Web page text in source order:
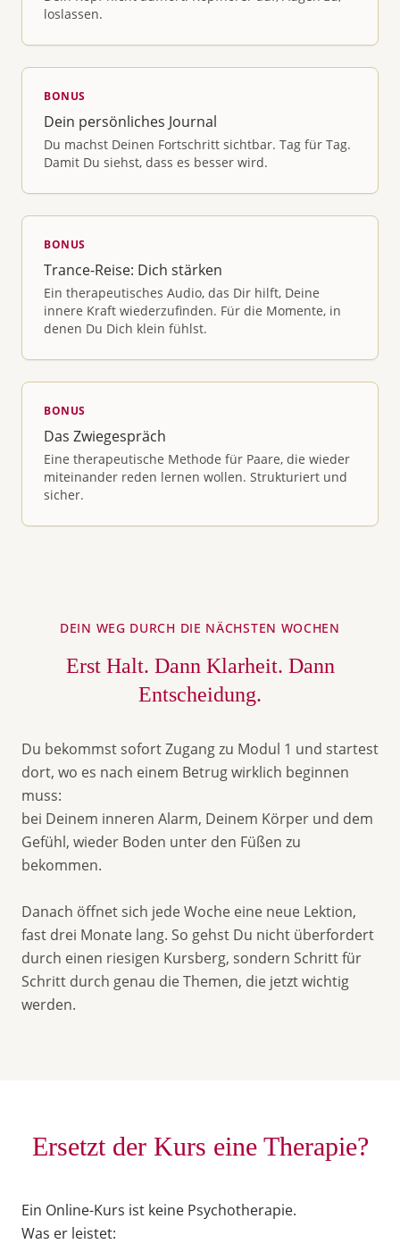
loslassen.
BONUS
Dein persönliches Journal
Du machst Deinen Fortschritt sichtbar. Tag für Tag.
Damit Du siehst, dass es besser wird.
BONUS
Trance-Reise: Dich stärken
Ein therapeutisches Audio, das Dir hilft, Deine
innere Kraft wiederzufinden. Für die Momente, in
denen Du Dich klein fühlst.
BONUS
Das Zwiegespräch
Eine therapeutische Methode für Paare, die wieder
miteinander reden lernen wollen. Strukturiert und
sicher.
DEIN WEG DURCH DIE NÄCHSTEN WOCHEN
Erst Halt. Dann Klarheit. Dann
Entscheidung.
Du bekommst sofort Zugang zu Modul 1 und startest
dort, wo es nach einem Betrug wirklich beginnen
muss:
bei Deinem inneren Alarm, Deinem Körper und dem
Gefühl, wieder Boden unter den Füßen zu
bekommen.
Danach öffnet sich jede Woche eine neue Lektion,
fast drei Monate lang. So gehst Du nicht überfordert
durch einen riesigen Kursberg, sondern Schritt für
Schritt durch genau die Themen, die jetzt wichtig
werden.
Ersetzt der Kurs eine Therapie?
Ein Online-Kurs ist keine Psychotherapie.
Was er leistet: